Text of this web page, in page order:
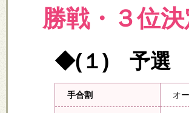
勝戦・３位
◆(１) 予選 (
手合割 オ